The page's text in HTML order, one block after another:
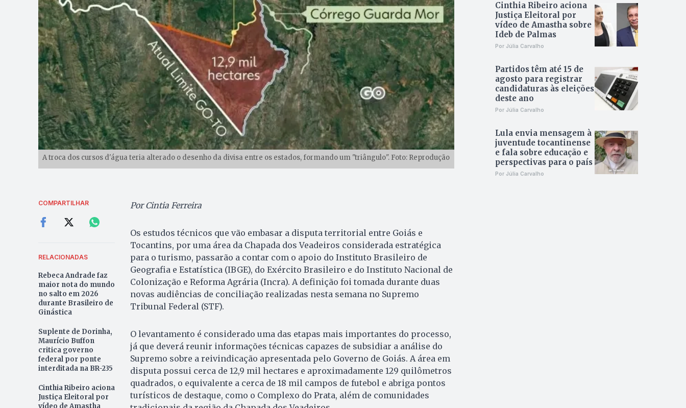
A troca dos cursos d'água teria alterado o desenho da divisa entre os estados, formando um "triângulo". Foto: Reprodução
COMPARTILHAR
RELACIONADAS
Rebeca Andrade faz
maior nota do mundo
no salto em 2026
durante Brasileiro de
Ginástica
Suplente de Dorinha,
Maurício Buffon
critica governo
federal por ponte
interditada na BR-235
Cinthia Ribeiro aciona
Justiça Eleitoral por
vídeo de Amastha
Por Cintia Ferreira
Os estudos técnicos que vão embasar a disputa territorial entre Goiás e
Tocantins, por uma área da Chapada dos Veadeiros considerada estratégica
para o turismo, passarão a contar com o apoio do Instituto Brasileiro de
Geografia e Estatística (IBGE), do Exército Brasileiro e do Instituto Nacional de
Colonização e Reforma Agrária (Incra). A definição foi tomada durante duas
novas audiências de conciliação realizadas nesta semana no Supremo
Tribunal Federal (STF).
O levantamento é considerado uma das etapas mais importantes do processo,
já que deverá reunir informações técnicas capazes de subsidiar a análise do
Supremo sobre a reivindicação apresentada pelo Governo de Goiás. A área em
disputa possui cerca de 12,9 mil hectares e aproximadamente 129 quilômetros
quadrados, o equivalente a cerca de 18 mil campos de futebol e abriga pontos
turísticos de destaque, como o Complexo do Prata, além de comunidades
Cinthia Ribeiro aciona
Justiça Eleitoral por
vídeo de Amastha sobre
Ideb de Palmas
Por Júlia Carvalho
Partidos têm até 15 de
agosto para registrar
candidaturas às eleições
deste ano
Por Júlia Carvalho
Lula envia mensagem à
juventude tocantinense
e fala sobre educação e
perspectivas para o país
Por Júlia Carvalho